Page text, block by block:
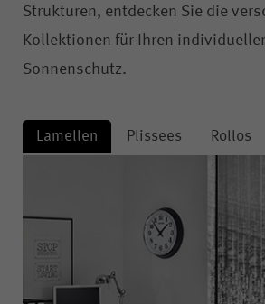
Strukturen, entdecken Sie die
Kollektionen für Ihren
Sonnenschutz.
Lamellen Plissees Rollos